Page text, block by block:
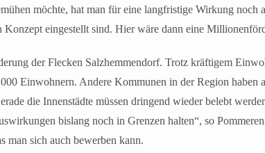
möchte, hat man für eine langfristige Wirkung
eingestellt sind. Hier wäre dann eine
der Flecken Salzhemmendorf. Trotz kräftigem
Einwohnern. Andere Kommunen in der Region
die Innenstädte müssen dringend wieder belebt
bislang noch in Grenzen halten“, so
man sich auch bewerben kann.